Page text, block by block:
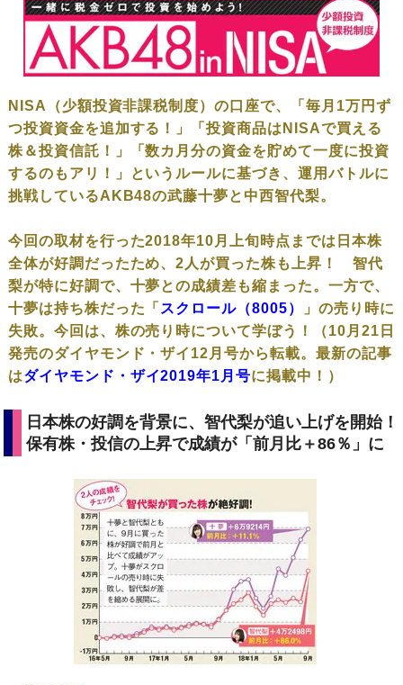
NISA（少額投資非課税制度）の口座で、「毎月1万円ず
つ投資資金を追加する！」「投資商品はNISAで買える
株＆投資信託！」「数カ月分の資金を貯めて一度に投資
するのもアリ！」というルールに基づき、運用バトルに
挑戦しているAKB48の武藤十夢と中西智代梨。
今回の取材を行った2018年10月上旬時点までは日本株
全体が好調だったため、2人が買った株も上昇！ 智代
梨が特に好調で、十夢との成績差も縮まった。一方で、
十夢は持ち株だった「 スクロール（8005）
」の売り時に
失敗。今回は、株の売り時について学ぼう！（10月21日
発売のダイヤモンド・ザイ12月号から転載。最新の記事
はダイヤモンド・ザイ2019年1月号に掲載中！）
日本株の好調を背景に、智代梨が追い上げを開始！
保有株・投信の上昇で成績が「前月比＋86％」に